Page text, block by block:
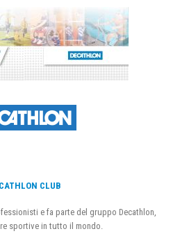
CLUB
e fa parte del gruppo Decathlon,
sportive in tutto il mondo.